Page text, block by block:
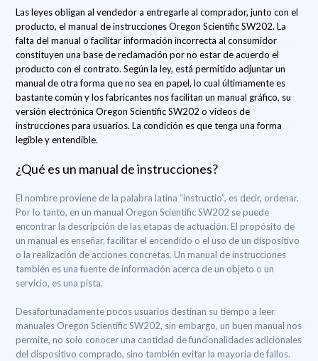
Las leyes obligan al vendedor a entregarle al comprador, junto con el
producto, el manual de instrucciones Oregon Scientific SW202. La
falta del manual o facilitar información incorrecta al consumidor
constituyen una base de reclamación por no estar de acuerdo el
producto con el contrato. Según la ley, está permitido adjuntar un
manual de otra forma que no sea en papel, lo cual últimamente es
bastante común y los fabricantes nos facilitan un manual gráfico, su
versión electrónica Oregon Scientific SW202 o vídeos de
instrucciones para usuarios. La condición es que tenga una forma
legible y entendible.
¿Qué es un manual de instrucciones?
El nombre proviene de la palabra latina “instructio”, es decir, ordenar.
Por lo tanto, en un manual Oregon Scientific SW202 se puede
encontrar la descripción de las etapas de actuación. El propósito de
un manual es enseñar, facilitar el encendido o el uso de un dispositivo
o la realización de acciones concretas. Un manual de instrucciones
también es una fuente de información acerca de un objeto o un
servicio, es una pista.
Desafortunadamente pocos usuarios destinan su tiempo a leer
manuales Oregon Scientific SW202, sin embargo, un buen manual nos
permite, no solo conocer una cantidad de funcionalidades adicionales
del dispositivo comprado, sino también evitar la mayoría de fallos.